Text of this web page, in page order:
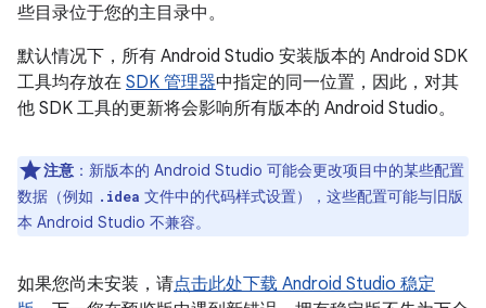
些目录位于您的主目录中。
默认情况下，所有 Android Studio 安装版本的 Android SDK
工具均存放在 SDK 管理器中指定的同一位置，因此，对其
他 SDK 工具的更新将会影响所有版本的 Android Studio。
注意 ： 新版本的 Android Studio 可能会更改项目中的某些配置
数据（例如 .idea 文件中的代码样式设置），这些配置可能与旧版
本 Android Studio 不兼容。
如果您尚未安装，请点击此处下载 Android Studio 稳定